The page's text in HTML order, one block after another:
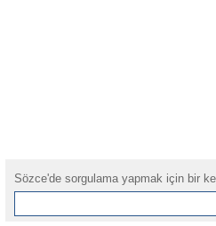
Sözce'de sorgulama yapmak için bir